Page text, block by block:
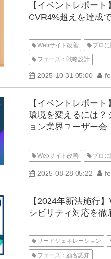
【イベントレポー
CVR4%超えを達成
Webサイト改善 プロに
フェーズ：戦略設計
2025-10-31 05:00
【イベントレポー
環境を変えるには？
ョン業界ユーザー会
Webサイト改善 プロに
2025-08-28 05:22
【2024年新法施行
シビリティ対応を徹
リードジェネレーション
フェーズ：顧客認知